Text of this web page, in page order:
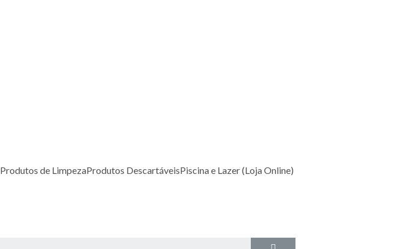
Produtos de LimpezaProdutos DescartáveisPiscina e Lazer (Loja Online)